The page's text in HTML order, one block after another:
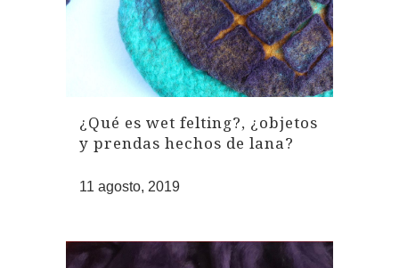
¿Qué es wet felting?, ¿objetos
y prendas hechos de lana?
11 agosto, 2019